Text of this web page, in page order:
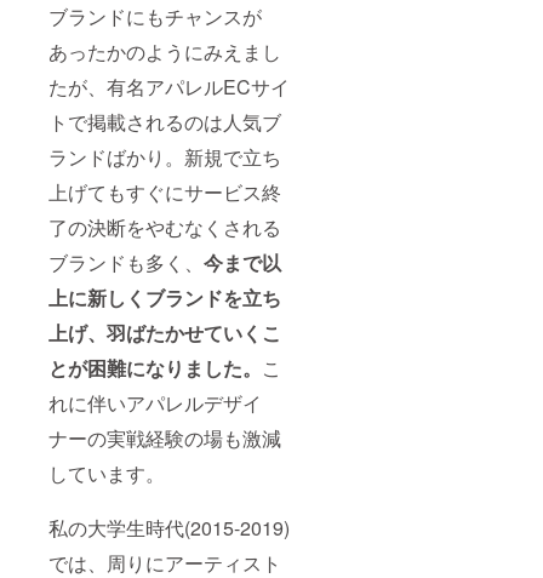
ブランドにもチャンスが
あったかのようにみえまし
たが、有名アパレルECサイ
トで掲載されるのは人気ブ
ランドばかり。新規で立ち
上げてもすぐにサービス終
了の決断をやむなくされる
ブランドも多く、 今まで以
上に新しくブランドを立ち
上げ、羽ばたかせていくこ
とが困難になりました。 こ
れに伴いアパレルデザイ
ナーの実戦経験の場も激減
しています。
私の大学生時代(2015-2019)
では、周りにアーティスト